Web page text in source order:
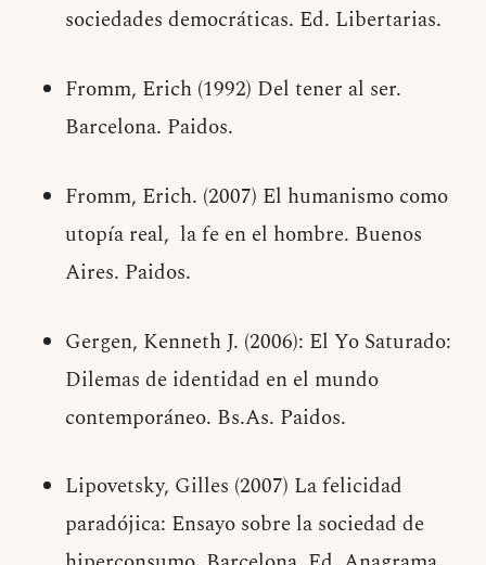
sociedades democráticas. Ed. Libertarias.
Fromm, Erich (1992) Del tener al ser.
Barcelona. Paidos.
Fromm, Erich. (2007) El humanismo como
utopía real, la fe en el hombre. Buenos
Aires. Paidos.
Gergen, Kenneth J. (2006): El Yo Saturado:
Dilemas de identidad en el mundo
contemporáneo. Bs.As. Paidos.
Lipovetsky, Gilles (2007) La felicidad
paradójica: Ensayo sobre la sociedad de